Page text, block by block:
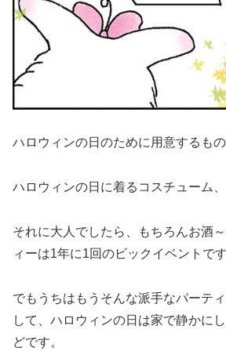
ハロウィンの日のために用意するもの
ハロウィンの日に着るコスチューム、
それに大人でしたら、もちろんお酒
ィーは1年に1回のビックイベントです
でもうちはもうそんな派手なパーテ
して、ハロウィンの日は家で静かに
どです。